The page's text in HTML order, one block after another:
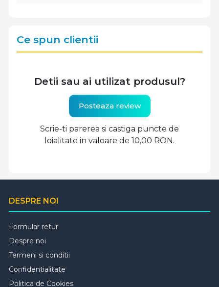
Ce spun clientii
Detii sau ai utilizat produsul?
Posteaza review
Scrie-ti parerea si castiga puncte de
loialitate in valoare de 10,00 RON.
DESPRE NOI
Formular retur
Despre noi
Termeni si conditii
Confidentialitate
Politica de Cookies